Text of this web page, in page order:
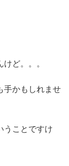
ど。。。
手かもしれませ
うことですけ